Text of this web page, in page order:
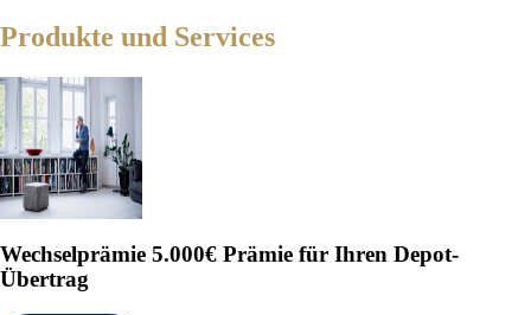
Produkte und Services
Wechselprämie 5.000€ Prämie für Ihren Depot-
Übertrag